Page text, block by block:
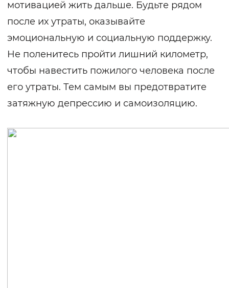
мотивацией жить дальше. Будьте рядом
после их утраты, оказывайте
эмоциональную и социальную поддержку.
Не поленитесь пройти лишний километр,
чтобы навестить пожилого человека после
его утраты. Тем самым вы предотвратите
затяжную депрессию и самоизоляцию.